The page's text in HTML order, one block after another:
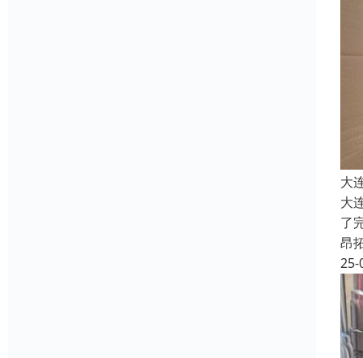
大
大
了
昂
25-